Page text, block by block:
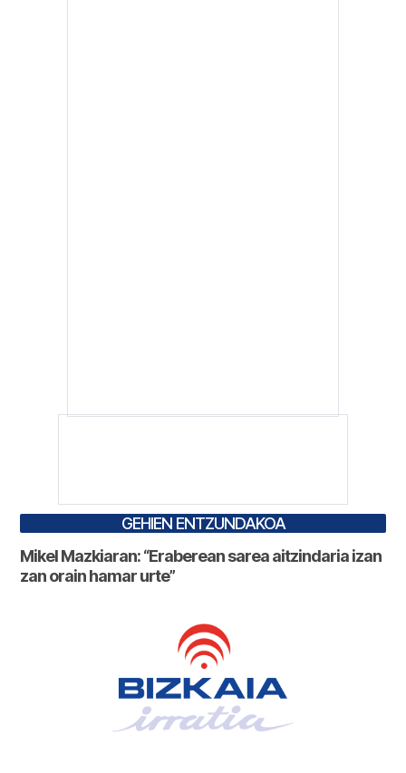
GEHIEN ENTZUNDAKOA
Mikel Mazkiaran: “Eraberean sarea aitzindaria izan
zan orain hamar urte”